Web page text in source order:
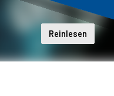
Reinlesen